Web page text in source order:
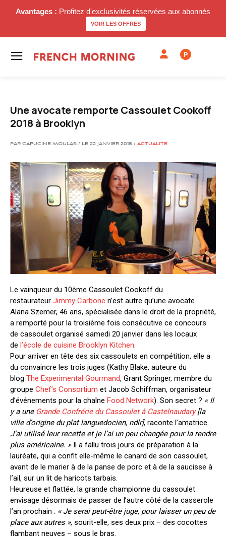
Avantages : Profitez d'exclusivités réservées aux abonnés
VOIR LES OFFRES
P
Une avocate remporte Cassoulet Cookoff
2018 à Brooklyn
PAR CAPUCINE MOULAS / LE 22 JANVIER 2018 / ACTUALITÉ
Le vainqueur du 10ème Cassoulet Cookoff du
restaurateur Jimmy Carbone n’est autre qu’une avocate.
Alana Szemer, 46 ans, spécialisée dans le droit de la propriété,
a remporté pour la troisième fois consécutive ce concours
de cassoulet organisé samedi 20 janvier dans les locaux
de l’école de cuisine Brooklyn Kitchen
Pour arriver en tête des six cassoulets en compétition, elle a
du convaincre les trois juges (Kathy Blake, auteure du
blog The Experimental Gourmand, Grant Springer, membre du
groupe Chef’s Consortium et Jacob Schiffman, organisateur
d’événements pour la chaîne Food Network). Son secret ? « Il
y a une Grande Confrérie du Cassoulet à Castelnaudary[la
ville d’origine du plat languedocien, ndlr], raconte l’amatrice.
J’ai utilisé leur recette et je l’ai un peu changée pour la rendre
plus américaine. »Il a fallu trois jours de préparation à la
lauréate, qui a confit elle-même le canard de son cassoulet,
avant de le marier à de la panse de porc et à de la saucisse à
l’ail, sur un lit de haricots tarbais.
Heureuse et flattée, la grande championne du cassoulet
envisage désormais de passer de l’autre côté de la casserole
l’an prochain : « Je serai peut-être juge, pour laisser un peu de
place aux autres », sourit-elle, ses deux prix – des cocottes
flambant neuves – sous le bras.